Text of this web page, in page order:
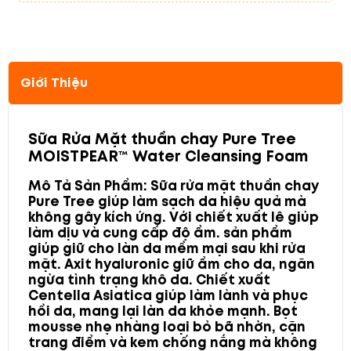
Giới Thiệu
Sữa Rửa Mặt thuần chay Pure Tree
MOISTPEAR™ Water Cleansing Foam
Mô Tả Sản Phẩm: Sữa rửa mặt thuần chay
Pure Tree giúp làm sạch da hiệu quả mà
không gây kích ứng. Với chiết xuất lê giúp
làm dịu và cung cấp độ ẩm. sản phẩm
giúp giữ cho làn da mềm mại sau khi rửa
mặt. Axit hyaluronic giữ ẩm cho da, ngăn
ngừa tình trạng khô da. Chiết xuất
Centella Asiatica giúp làm lành và phục
hồi da, mang lại làn da khỏe mạnh. Bọt
mousse nhẹ nhàng loại bỏ bã nhờn, cặn
trang điểm và kem chống nắng mà không